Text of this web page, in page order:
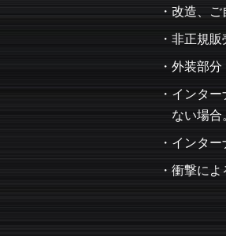
改造、ご
非正規販
外装部分
インター
ない場合
インター
衝撃によ